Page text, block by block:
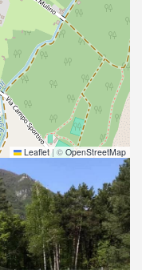
Leaflet | © OpenStreetMap